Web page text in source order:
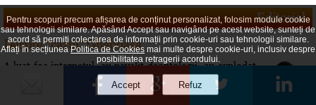
Editorial
Despre "cazul" Gheboasa
A luat foc internetul, au navalit deontologii, au explodat
opiniile. Cazul Gheboasa, la mare concurenta cu fata ucisa
in Mangalia care avea initial 12 ani si fusese violata, iar
Pentru scopuri precum afișarea de conținut personalizat, folosim module cookie
sau tehnologii similare. Apăsând Accept sau navigând pe acest website, sunteți de
acord să permiți colectarea de informații prin cookie-uri sau tehnologii similare.
Aflați în secțiuneaPolitica de Cookies mai multe despre cookie-uri, inclusiv despre
posibilitatea retragerii acordului.